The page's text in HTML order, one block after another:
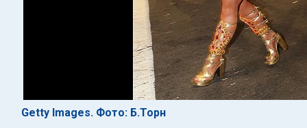
Getty Images. Фото: Б.Торн